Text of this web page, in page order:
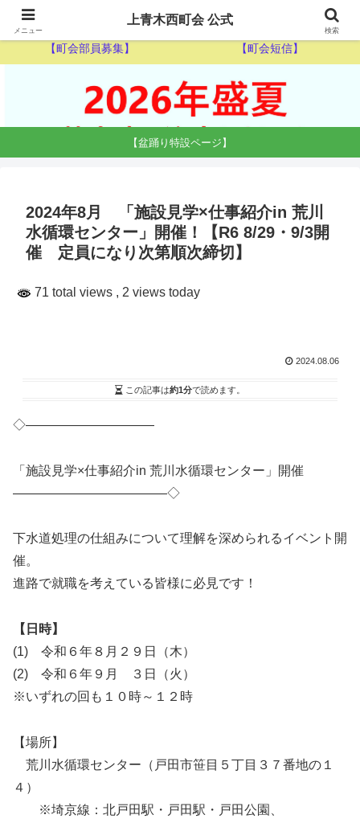
【ゴミ収集カレンダー】 【休日当番医】
【町会部員募集】 【町会短信】
【盆踊り特設ページ】
2024年8月 「施設見学×仕事紹介in 荒川
水循環センター」開催！【R6 8/29・9/3開
催 定員になり次第順次締切】
71 total views , 2 views today
2024.08.06
この記事は約1分で読めます。
◇――――――――――
「施設見学×仕事紹介in 荒川水循環センター」開催
――――――――――――◇
下水道処理の仕組みについて理解を深められるイベント開
催。
進路で就職を考えている皆様に必見です！
【日時】
(1) 令和６年８月２９日（木）
(2) 令和６年９月 ３日（火）
※いずれの回も１０時～１２時
【場所】
荒川水循環センター（戸田市笹目５丁目３７番地の１
４）
※埼京線：北戸田駅・戸田駅・戸田公園、
メニュー
上青木西町会 公式
検索